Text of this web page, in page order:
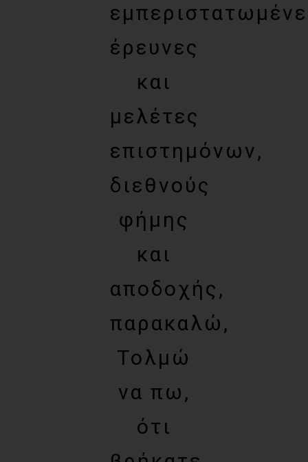
έρευνες
και
μελέτες
επιστημόνων,
διεθνούς
φήμης
και
αποδοχής,
παρακαλώ,
Τολμώ
να πω,
ότι